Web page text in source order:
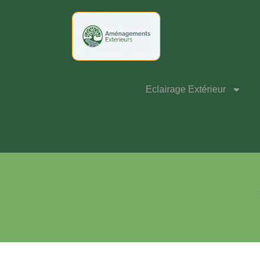
Eclairage Extérieur